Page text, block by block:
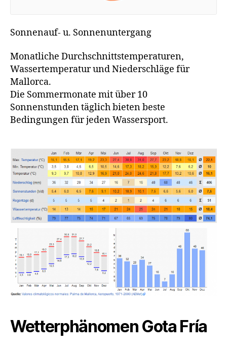
Sonnenauf- u. Sonnenuntergang
Monatliche Durchschnittstemperaturen,
Wassertemperatur und Niederschläge für
Mallorca.
Die Sommermonate mit über 10
Sonnenstunden täglich bieten beste
Bedingungen für jeden Wassersport.
Wetterphänomen Gota Fría